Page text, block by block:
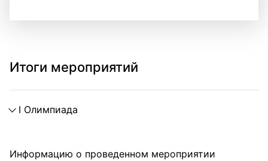
Этапы проведения
Итоги мероприятий
I Олимпиада
Информацию о проведенном мероприятии